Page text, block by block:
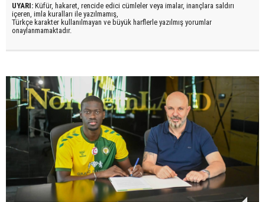
UYARI: Küfür, hakaret, rencide edici cümleler veya imalar, inançlara saldırı
içeren, imla kuralları ile yazılmamış,
Türkçe karakter kullanılmayan ve büyük harflerle yazılmış yorumlar
onaylanmamaktadır.